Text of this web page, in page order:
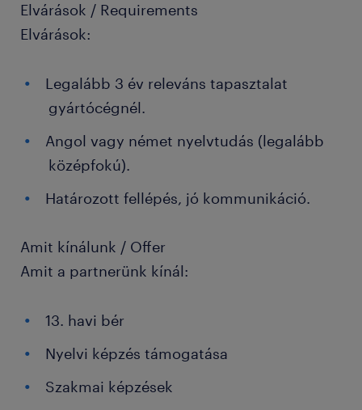
Elvárások / Requirements
Elvárások:
Legalább 3 év releváns tapasztalat
gyártócégnél.
Angol vagy német nyelvtudás (legalább
középfokú).
Határozott fellépés, jó kommunikáció.
Amit kínálunk / Offer
Amit a partnerünk kínál:
13. havi bér
Nyelvi képzés támogatása
Szakmai képzések